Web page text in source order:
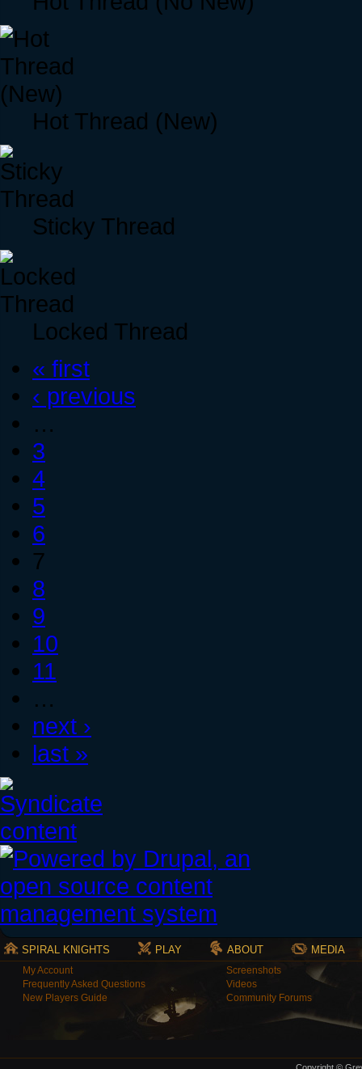
Hot Thread (New)
Sticky Thread
Locked Thread
« first
‹ previous
…
3
4
5
6
7
8
9
10
11
…
next ›
last »
SPIRAL KNIGHTS PLAY ABOUT MEDIA
My Account
Frequently Asked Questions
New Players Guide
Screenshots
Videos
Community Forums